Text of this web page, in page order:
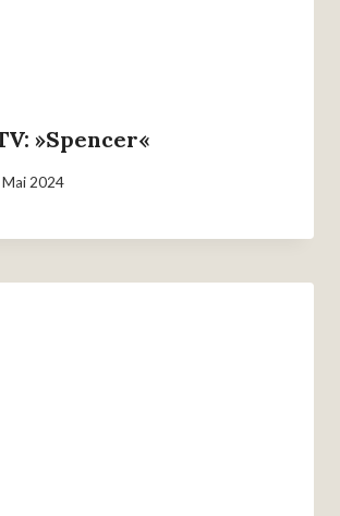
»Spencer«
Mai 2024